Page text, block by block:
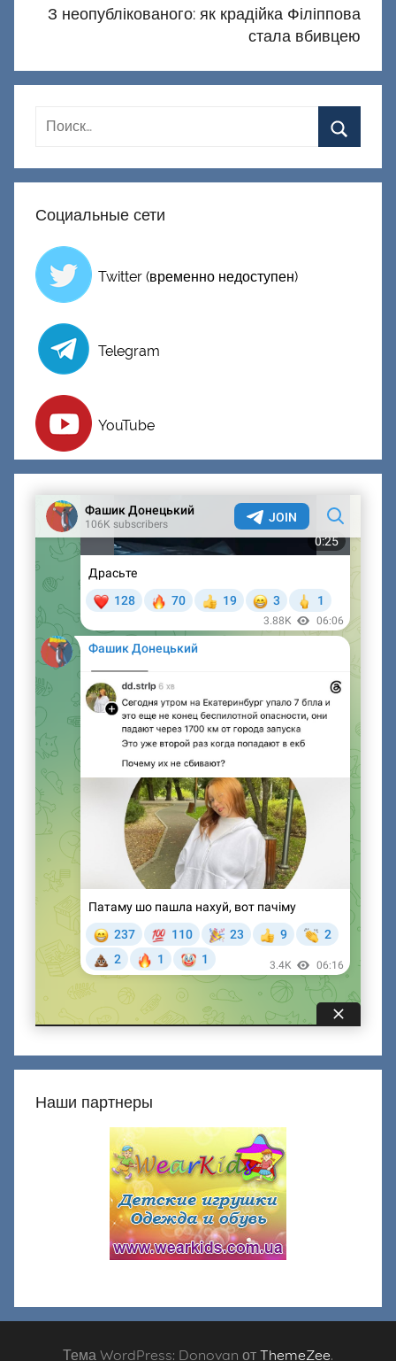
З неопублікованого: як крадійка Філіппова
стала вбивцею
Социальные сети
Twitter (временно недоступен)
Telegram
YouTube
Наши партнеры
Тема WordPress: Donovan от ThemeZee.